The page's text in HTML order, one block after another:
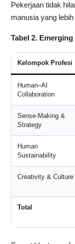
Pekerjaan tidak
manusia yang
Tabel 2.
Kelompok Profesi
Human–AI
Collaboration
Sense-Making &
Strategy
Human
Sustainability
Creativity & Culture
Total